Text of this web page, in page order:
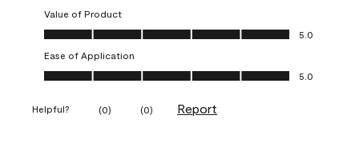
Value of Product
Value of Product, 5.0 out of 5
5.0
Ease of Application
Ease of Application, 5.0 out of 5
5.0
Helpful? (0) (0) Report